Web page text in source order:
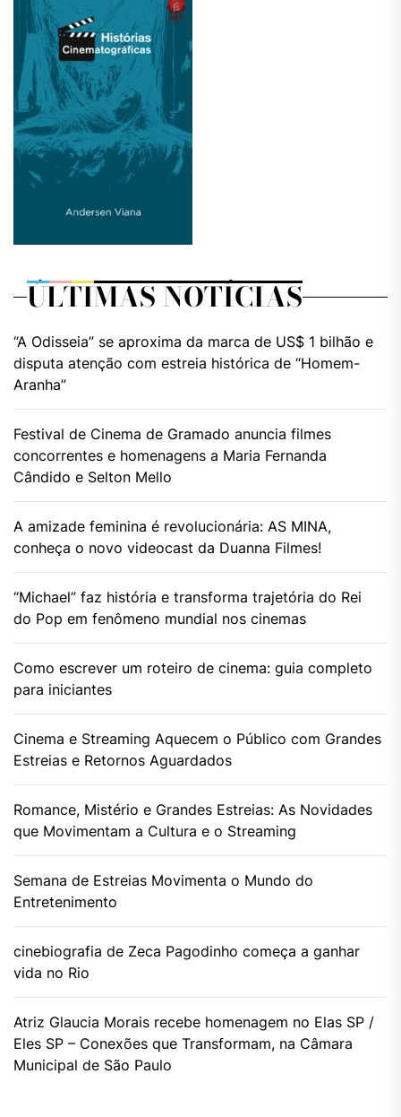
ÚLTIMAS NOTÍCIAS
“A Odisseia” se aproxima da marca de US$ 1 bilhão e
disputa atenção com estreia histórica de “Homem-
Aranha”
Festival de Cinema de Gramado anuncia filmes
concorrentes e homenagens a Maria Fernanda
Cândido e Selton Mello
A amizade feminina é revolucionária: AS MINA,
conheça o novo videocast da Duanna Filmes!
“Michael” faz história e transforma trajetória do Rei
do Pop em fenômeno mundial nos cinemas
Como escrever um roteiro de cinema: guia completo
para iniciantes
Cinema e Streaming Aquecem o Público com Grandes
Estreias e Retornos Aguardados
Romance, Mistério e Grandes Estreias: As Novidades
que Movimentam a Cultura e o Streaming
Semana de Estreias Movimenta o Mundo do
Entretenimento
cinebiografia de Zeca Pagodinho começa a ganhar
vida no Rio
Atriz Glaucia Morais recebe homenagem no Elas SP /
Eles SP – Conexões que Transformam, na Câmara
Municipal de São Paulo